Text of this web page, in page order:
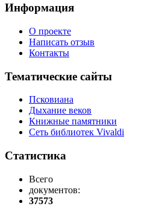
Информация
О проекте
Написать отзыв
Контакты
Тематические сайты
Псковиана
Дыхание веков
Книжные памятники
Сеть библиотек Vivaldi
Статистика
Всего
документов:
37573